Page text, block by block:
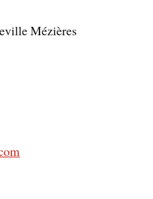
Mézières